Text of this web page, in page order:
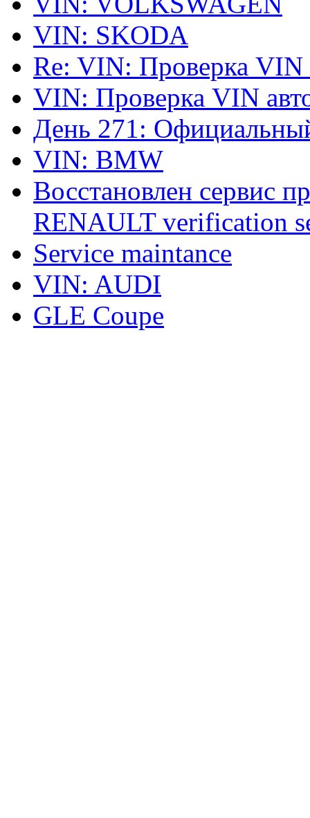
VIN: SKODA
Re: VIN: Проверка VIN
VIN: Проверка VIN
День 271:
VIN: BMW
Восстановлен сервис
RENAULT verification
Service maintance
VIN: AUDI
GLE Coupe